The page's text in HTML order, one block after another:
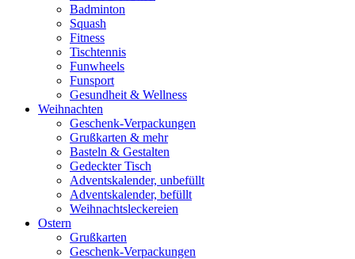
Badminton
Squash
Fitness
Tischtennis
Funwheels
Funsport
Gesundheit & Wellness
Weihnachten
Geschenk-Verpackungen
Grußkarten & mehr
Basteln & Gestalten
Gedeckter Tisch
Adventskalender, unbefüllt
Adventskalender, befüllt
Weihnachtsleckereien
Ostern
Grußkarten
Geschenk-Verpackungen